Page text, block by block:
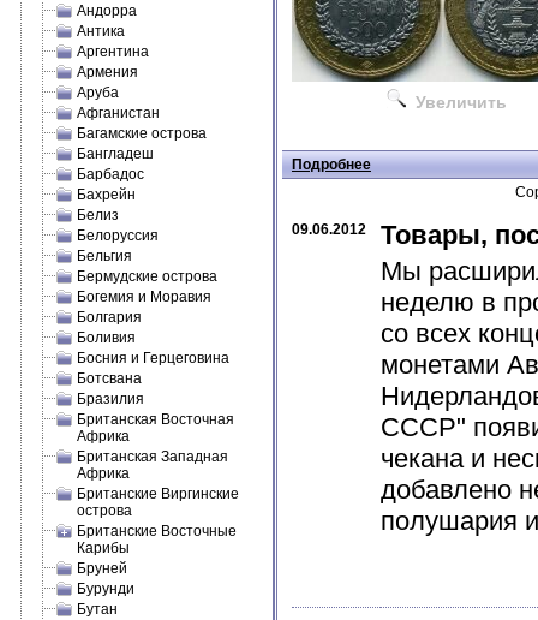
Андорра
Антика
Аргентина
Армения
Аруба
Афганистан
Багамские острова
Бангладеш
Барбадос
Бахрейн
Белиз
Белоруссия
Бельгия
Бермудские острова
Богемия и Моравия
Болгария
Боливия
Босния и Герцеговина
Ботсвана
Бразилия
Британская Восточная
Африка
Британская Западная
Африка
Британские Виргинские
острова
Британские Восточные
Карибы
Бруней
Бурунди
Бутан
Увеличить
Подробнее
09.06.2012
Товары,
Мы
неделю в
со всех
монетами
СССР"
чекана и
добавлено
полушария